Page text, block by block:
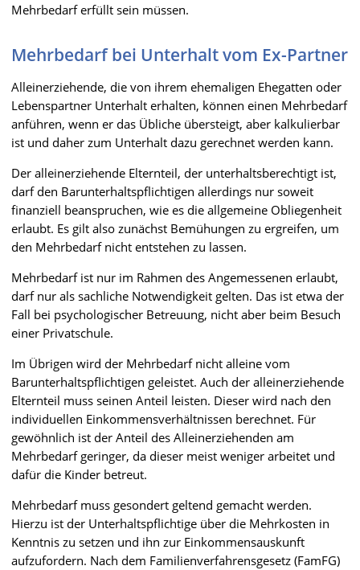
Mehrbedarf erfüllt sein müssen.
Mehrbedarf bei Unterhalt vom Ex-Partner
Alleinerziehende, die von ihrem ehemaligen Ehegatten oder
Lebenspartner Unterhalt erhalten, können einen Mehrbedarf
anführen, wenn er das Übliche übersteigt, aber kalkulierbar
ist und daher zum Unterhalt dazu gerechnet werden kann.
Der alleinerziehende Elternteil, der unterhaltsberechtigt ist,
darf den Barunterhaltspflichtigen allerdings nur soweit
finanziell beanspruchen, wie es die allgemeine Obliegenheit
erlaubt. Es gilt also zunächst Bemühungen zu ergreifen, um
den Mehrbedarf nicht entstehen zu lassen.
Mehrbedarf ist nur im Rahmen des Angemessenen erlaubt,
darf nur als sachliche Notwendigkeit gelten. Das ist etwa der
Fall bei psychologischer Betreuung, nicht aber beim Besuch
einer Privatschule.
Im Übrigen wird der Mehrbedarf nicht alleine vom
Barunterhaltspflichtigen geleistet. Auch der alleinerziehende
Elternteil muss seinen Anteil leisten. Dieser wird nach den
individuellen Einkommensverhältnissen berechnet. Für
gewöhnlich ist der Anteil des Alleinerziehenden am
Mehrbedarf geringer, da dieser meist weniger arbeitet und
dafür die Kinder betreut.
Mehrbedarf muss gesondert geltend gemacht werden.
Hierzu ist der Unterhaltspflichtige über die Mehrkosten in
Kenntnis zu setzen und ihn zur Einkommensauskunft
aufzufordern. Nach dem Familienverfahrensgesetz (FamFG)